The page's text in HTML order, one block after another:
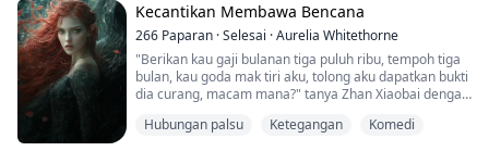
saudara saya, Zhang Yang.
Kali ini, anak saudara saya ...
Kecantikan Membawa Bencana
266 Paparan ·Selesai ·Aurelia Whitethorne
"Berikan kau gaji bulanan tiga puluh ribu, tempoh tiga
bulan, kau goda mak tiri aku, tolong aku dapatkan bukti
dia curang, macam mana?" tanya Zhan Xiaobai dengan
pelik, "Nak aku buat benda gila macam tu, kecuali—tiga
Hubungan palsu Ketegangan Komedi